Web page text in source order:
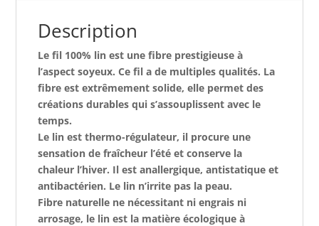
Description
Le fil 100% lin est une fibre prestigieuse à
l’aspect soyeux. Ce fil a de multiples qualités. La
fibre est extrêmement solide, elle permet des
créations durables qui s’assouplissent avec le
temps.
Le lin est thermo-régulateur, il procure une
sensation de fraîcheur l’été et conserve la
chaleur l’hiver. Il est anallergique, antistatique et
antibactérien. Le lin n’irrite pas la peau.
Fibre naturelle ne nécessitant ni engrais ni
arrosage, le lin est la matière écologique à